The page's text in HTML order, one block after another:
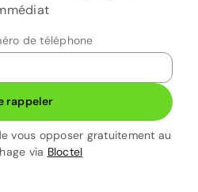
de téléphone
rappeler
vous opposer gratuitement au
via Bloctel